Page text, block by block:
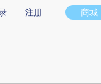
图存在偏差。不代表财新
商城
注册